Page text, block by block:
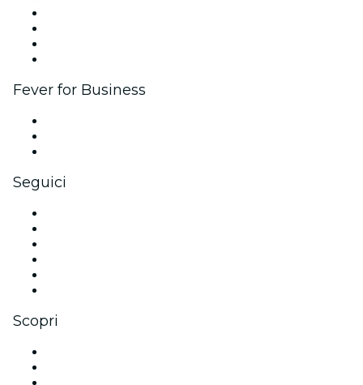
Fever for Business
Seguici
Scopri